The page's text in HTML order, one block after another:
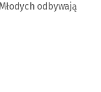
odbywają